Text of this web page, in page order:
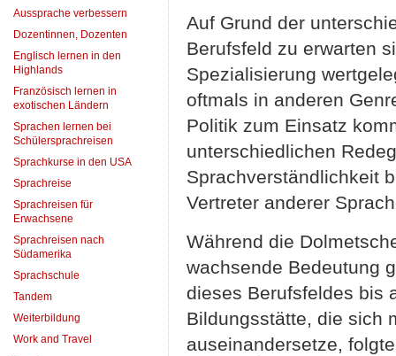
Aussprache verbessern
Dozentinnen, Dozenten
Englisch lernen in den
Highlands
Französisch lernen in
exotischen Ländern
Sprachen lernen bei
Schülersprachreisen
Sprachkurse in den USA
Sprachreise
Sprachreisen für
Erwachsene
Sprachreisen nach
Südamerika
Sprachschule
Tandem
Weiterbildung
Work and Travel
Auf Grund der
Berufsfeld zu erwarten
Spezialisierung
oftmals in anderen
Politik zum Einsatz
unterschiedlichen
Sprachverständlichkeit
Vertreter anderer
Während die
wachsende Bedeutung
dieses Berufsfeldes bis
Bildungsstätte, die sich
auseinandersetze,